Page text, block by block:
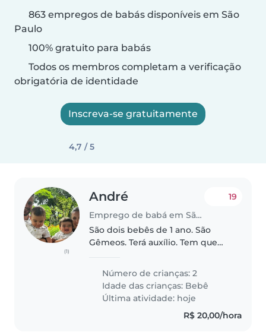
863 empregos de babás disponíveis em São
Paulo
100% gratuito para babás
Todos os membros completam a verificação
obrigatória de identidade
Inscreva-se gratuitamente
4,7 / 5
(1)
André
Emprego de babá em São Paulo
19
São dois bebês de 1 ano. São
Gêmeos. Terá auxílio. Tem que
passear, dar comida, mamadeira.
Número de crianças: 2
Idade das crianças: Bebê
Última atividade: hoje
R$ 20,00/hora